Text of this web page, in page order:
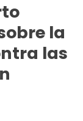
la
las